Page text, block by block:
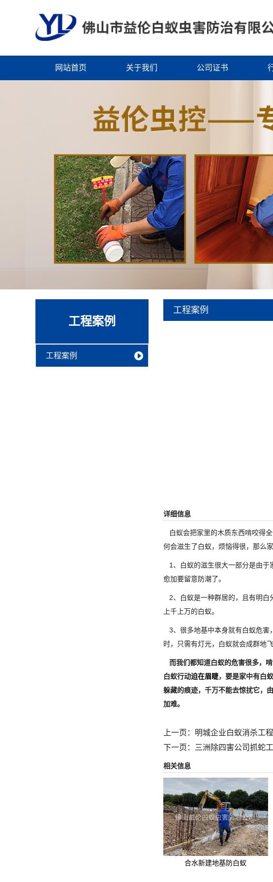
网站首页 关于我们 公司证书
工程案例
工程案例
工程案例
详细信息
白蚁会把家里的木质东西啃咬得全
何会滋生了白蚁，烦恼得很，那么
1、白蚁的滋生很大一部分是由于
愈加要留意防潮了。
2、白蚁是一种群居的，且有明白
上千上万的白蚁。
3、很多地基中本身就有白蚁危害，
时，只需有灯光，白蚁就会成群地
而我们都知道白蚁的危害很多，
白蚁行动迫在眉睫，要是家中有白
躲藏的痕迹，千万不能去惊扰它，
加难。
上一页： 明城企业白蚁消杀工程
下一页：
三洲除四害公司抓蛇
相关信息
合水新建地基防白蚁